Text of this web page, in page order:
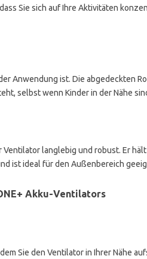
Sie sich auf Ihre Aktivitäten
Anwendung ist. Die abgedeckten
selbst wenn Kinder in der Nähe
langlebig und robust. Er
ist ideal für den Außenbereich
Akku-Ventilators
Sie den Ventilator in Ihrer Nähe